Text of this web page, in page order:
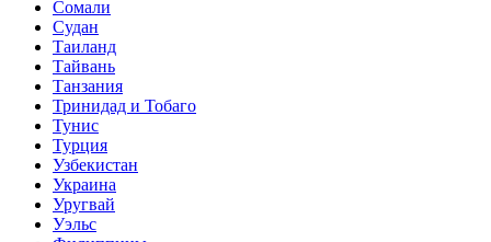
Сомали
Судан
Таиланд
Тайвань
Танзания
Тринидад и Тобаго
Тунис
Турция
Узбекистан
Украина
Уругвай
Уэльс